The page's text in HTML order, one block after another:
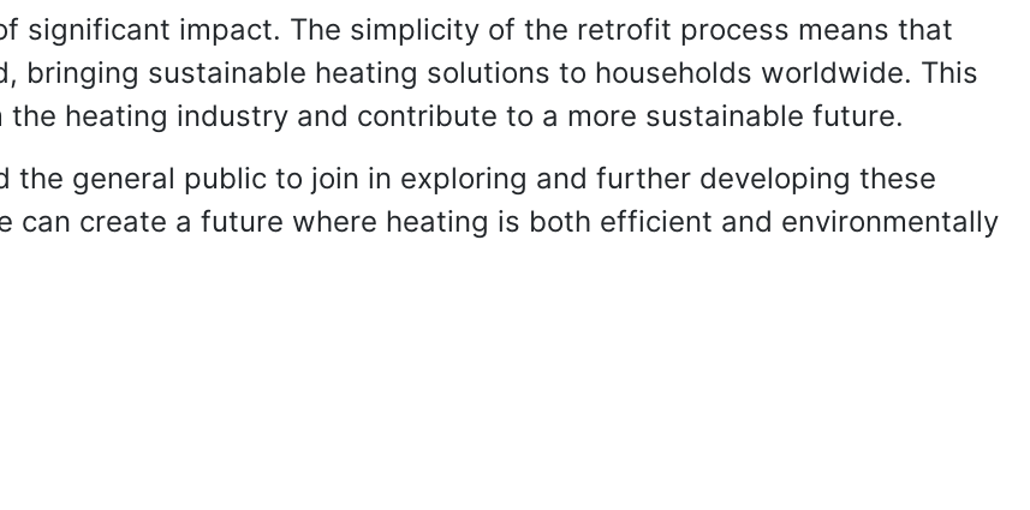
significant impact. The simplicity of the retrofit process means that
bringing sustainable heating solutions to households worldwide. This
heating industry and contribute to a more sustainable future.
the general public to join in exploring and further developing these
can create a future where heating is both efficient and environmentally